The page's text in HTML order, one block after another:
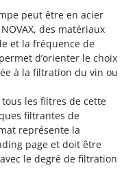
peut être en acier
des matériaux
et la fréquence de
d’orienter le choix
à la filtration du vin ou
tous les filtres de cette
filtrantes de
représente la
page et doit être
le degré de filtration